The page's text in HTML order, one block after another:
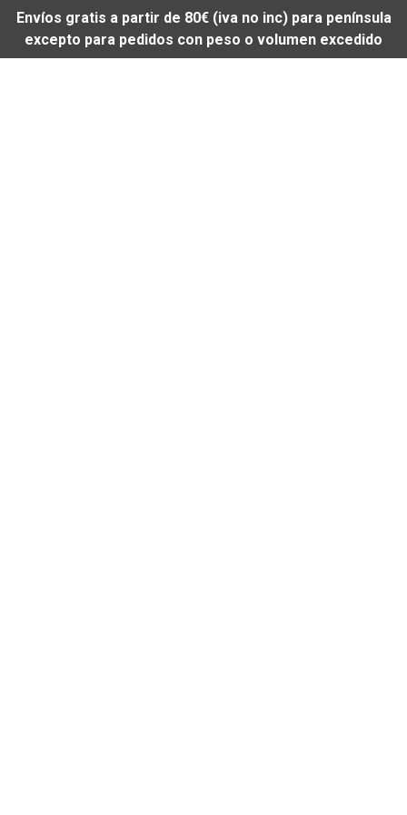
Envíos gratis a partir de 80€ (iva no inc) para península
excepto para pedidos con peso o volumen excedido